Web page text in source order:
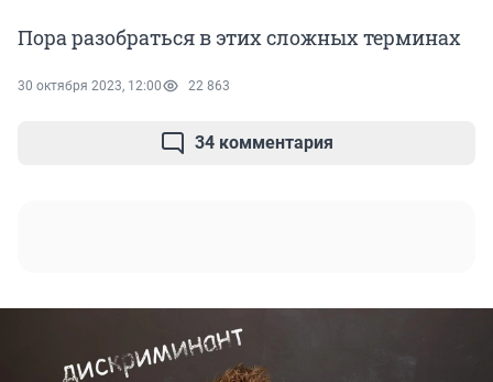
Пора разобраться в этих сложных терминах
30 октября 2023, 12:00 22 863
34 комментария